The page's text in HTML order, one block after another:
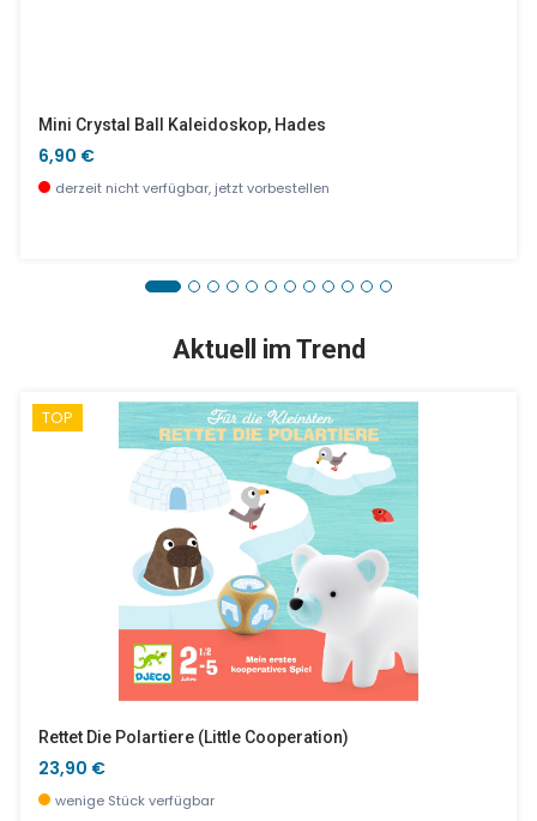
Mini Crystal Ball Kaleidoskop, Hades
6,90 €
derzeit nicht verfügbar, jetzt vorbestellen
Magnetische Tafel - Zebra
Mobile Mini Große Eiche
Aktuell im Trend
TOP
Rettet Die Polartiere (little Cooperation)
23,90 €
wenige Stück verfügbar